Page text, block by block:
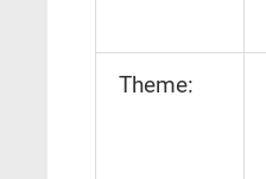
Theme: